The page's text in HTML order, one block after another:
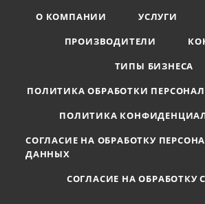
О КОМПАНИИ УСЛУГИ
ПРОИЗВОДИТЕЛИ
ТИПЫ БИЗНЕСА
ПОЛИТИКА ОБРАБОТКИ
ПОЛИТИКА
СОГЛАСИЕ НА ОБРАБОТКУ
ДАННЫХ
СОГЛАСИЕ НА ОБРАБОТКУ